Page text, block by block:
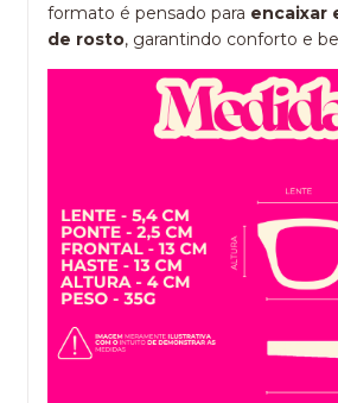
formato é pensado para encaixar
de rosto, garantindo conforto e